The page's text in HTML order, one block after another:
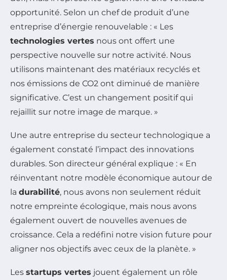
opportunité. Selon un chef de produit d’une
entreprise d’énergie renouvelable : « Les
technologies vertes nous ont offert une
perspective nouvelle sur notre activité. Nous
utilisons maintenant des matériaux recyclés et
nos émissions de CO2 ont diminué de manière
significative. C’est un changement positif qui
rejaillit sur notre image de marque. »
Une autre entreprise du secteur technologique a
également constaté l’impact des innovations
durables. Son directeur général explique : « En
réinventant notre modèle économique autour de
la durabilité, nous avons non seulement réduit
notre empreinte écologique, mais nous avons
également ouvert de nouvelles avenues de
croissance. Cela a redéfini notre vision future pour
aligner nos objectifs avec ceux de la planète. »
Les startups vertes jouent également un rôle